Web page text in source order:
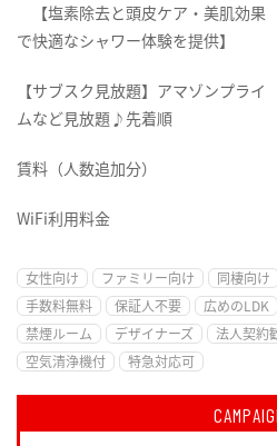
【塩素除去と頭皮ケア・美肌効果
で快適なシャワー体験を提供】
【サブスク見放題】アマゾンプライ
ムなど見放題♪先着順
賃料（人数追加分）
WiFi利用料金
女性向け ファミリー向け 同棲向け
手数料無料
保証人不要 広めのLDK
禁煙ルーム
デザイナーズ 法人契約
空気清浄機付
特急対応可